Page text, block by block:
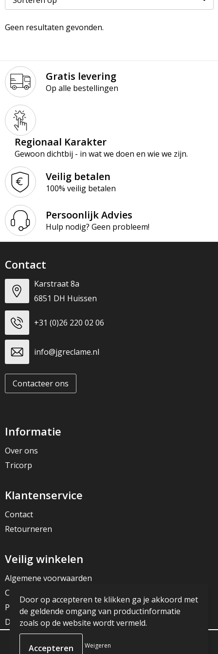
Paraplu’s
Premiums
Schrijfwaren
Tassen & Reizen
Kledingaccessoires
Ondergoed, Sokken en Nachtkleding
Peuters en Baby's
Polo's
Regenkleding
Sweaters
T-Shirts
Vesten
Ondergoed en Sokken
Overalls
Polo's
Reflecterende polo's
Reflecterende vesten
Regenkleding
Schorten en Sloven
Sweaters
T-Shirts
Vesten
Werkkleding sets
Gehoorbescherming
Geen resultaten gevonden.
Gratis levering
Op alle bestellingen
Regionaal Karakter
Gewoon dichtbij - in wat we doen en wie we zijn.
Veilig betalen
100% veilig betalen
Persoonlijk Advies
Hulp nodig? Geen probleem!
Contact
Karstraat 8a
6851 DH Huissen
+31 (0)26 220 02 06
info@jgreclame.nl
Contacteer ons
Informatie
Over ons
Tricorp
Klantenservice
Contact
Retourneren
Veilig winkelen
Algemene voorwaarden
Cookieverklaring
Privacyverklaring
Disclaimer
© Copyright JG Reclame 2023
Door op accepteren te klikken ga je akkoord met
de geldende omgang van productinformatie
zoals op de website wordt vermeld.
Weigeren